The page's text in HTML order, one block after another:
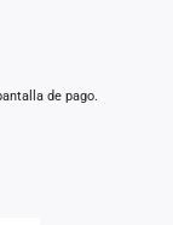
de pago.